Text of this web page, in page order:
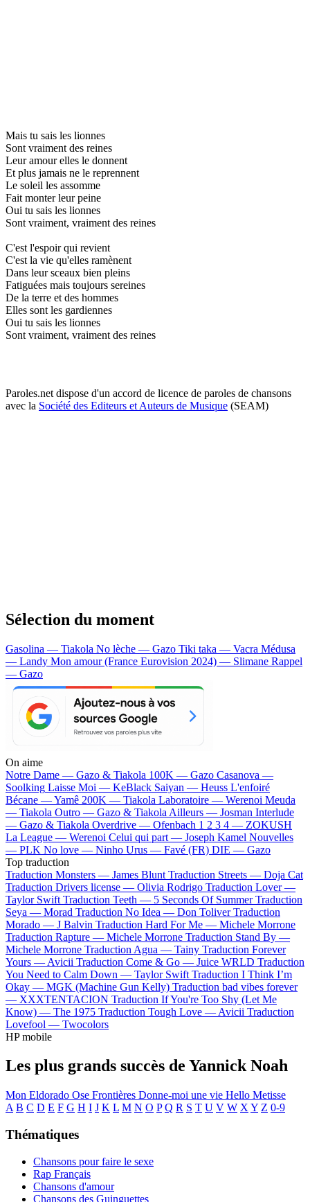
Mais tu sais les lionnes
Sont vraiment des reines
Leur amour elles le donnent
Et plus jamais ne le reprennent
Le soleil les assomme
Fait monter leur peine
Oui tu sais les lionnes
Sont vraiment, vraiment des reines
C'est l'espoir qui revient
C'est la vie qu'elles ramènent
Dans leur sceaux bien pleins
Fatiguées mais toujours sereines
De la terre et des hommes
Elles sont les gardiennes
Oui tu sais les lionnes
Sont vraiment, vraiment des reines
Paroles.net dispose d'un accord de licence de paroles de chansons
avec la Société des Editeurs et Auteurs de Musique (SEAM)
Sélection du moment
Gasolina — Tiakola No lèche — Gazo Tiki taka — Vacra Médusa
— Landy Mon amour (France Eurovision 2024) — Slimane Rappel
— Gazo
On aime
Notre Dame — Gazo & Tiakola 100K — Gazo Casanova —
Soolking Laisse Moi — KeBlack Saiyan — Heuss L'enfoiré
Bécane —Yamê 200K — Tiakola Laboratoire — Werenoi Meuda
— Tiakola Outro — Gazo & Tiakola Ailleurs — Josman Interlude
— Gazo & Tiakola Overdrive — Ofenbach 1 2 3 4 — ZOKUSH
La League — Werenoi Celui qui part — Joseph Kamel Nouvelles
— PLK No love — Ninho Urus — Favé (FR) DIE — Gazo
Top traduction
Traduction Monsters — James Blunt Traduction Streets — Doja Cat
Traduction Drivers license — Olivia Rodrigo Traduction Lover —
Taylor Swift Traduction Teeth — 5 Seconds Of Summer Traduction
Seya — Morad Traduction No Idea — Don Toliver Traduction
Morado — J Balvin Traduction Hard For Me — Michele Morrone
Traduction Rapture — Michele Morrone Traduction Stand By —
Michele Morrone Traduction Agua — Tainy Traduction Forever
Yours — Avicii Traduction Come & Go — Juice WRLD Traduction
You Need to Calm Down — Taylor Swift Traduction I Think I’m
Okay — MGK (Machine Gun Kelly) Traduction bad vibes forever
— XXXTENTACION Traduction If You're Too Shy (Let Me
Know) — The 1975 Traduction Tough Love — Avicii Traduction
Lovefool — Twocolors
HP mobile
Les plus grands succès de Yannick Noah
Mon Eldorado Ose Frontières Donne-moi une vie Hello Metisse
A B C D E F G H I J K L M N O P Q R S T U V W X Y Z 0-9
Thématiques
Chansons pour faire le sexe
Rap Français
Chansons d'amour
Chansons des Guinguettes